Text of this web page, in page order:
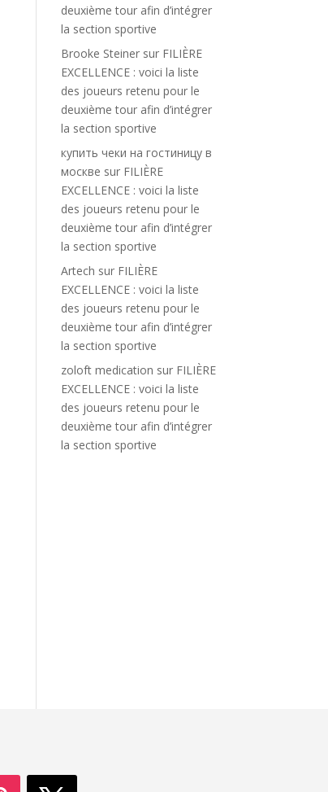
deuxième tour afin d’intégrer
la section sportive
Brooke Steiner sur FILIÈRE
EXCELLENCE : voici la liste
des joueurs retenu pour le
deuxième tour afin d’intégrer
la section sportive
купить чеки на гостиницу в
москве sur FILIÈRE
EXCELLENCE : voici la liste
des joueurs retenu pour le
deuxième tour afin d’intégrer
la section sportive
Artech sur FILIÈRE
EXCELLENCE : voici la liste
des joueurs retenu pour le
deuxième tour afin d’intégrer
la section sportive
zoloft medication sur FILIÈRE
EXCELLENCE : voici la liste
des joueurs retenu pour le
deuxième tour afin d’intégrer
la section sportive